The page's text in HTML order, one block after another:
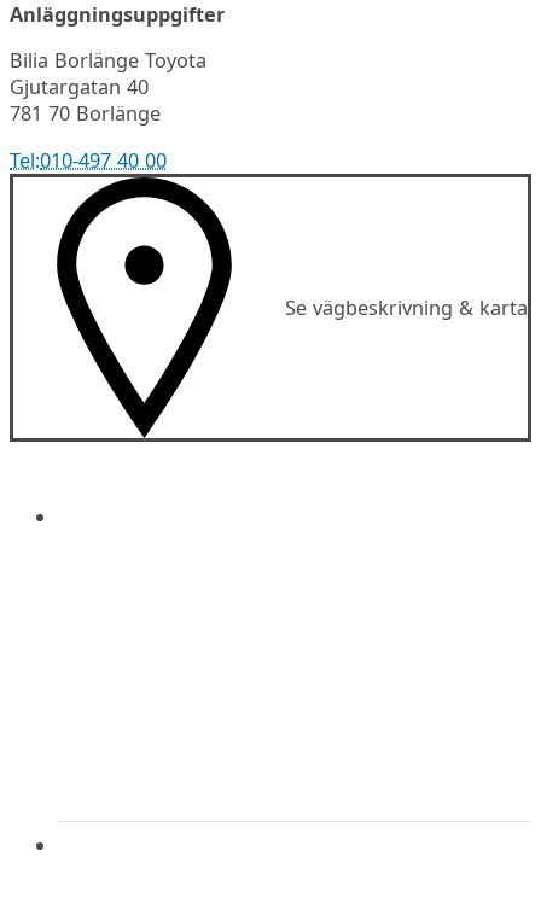
Anläggningsuppgifter
Bilia Borlänge Toyota
Gjutargatan 40
781 70 Borlänge
Tel:010-497 40 00
Se vägbeskrivning & karta